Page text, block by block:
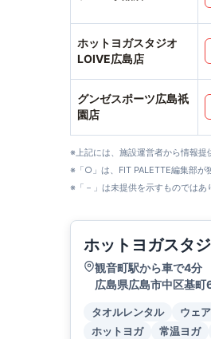
ホットヨガスタジオ
LOIVE広島店
グンゼスポーツ広島祇
園店
※上記には、施設運営者から情報提
※「○」は、FIT PALETTE編集部が
※「－」は未提供を示すものではあ
ホットヨガスタ
観音町駅から車で4分
広島県広島市中区基
タオルレンタル ウェ
ホットヨガ
常温ヨガ